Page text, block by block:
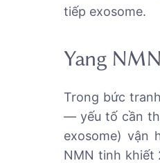
tiếp exosome.
Yang
Trong bức
— yếu tố cần
exosome) vận
NMN tinh khiết